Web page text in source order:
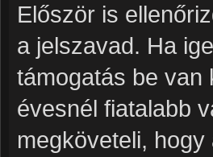
Először is
a jelszavad. Ha
támogatás be van
évesnél fiatalabb
megköveteli,